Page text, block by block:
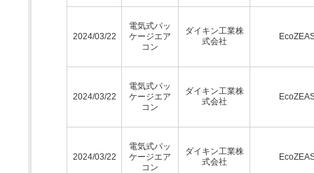
2024/03/22
電気式パッ
ケージエア
コン
ダイキン工業株
式会社
2024/03/22
電気式パッ
ケージエア
コン
ダイキン工業株
式会社
2024/03/22
電気式パッ
ケージエア
コン
ダイキン工業株
式会社